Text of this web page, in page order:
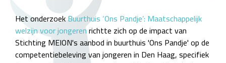
Het onderzoekBuurthuis ‘Ons Pandje’: Maatschappelijk
welzijn voor jongerenrichtte zich op de impact van
Stichting MEION's aanbod in buurthuis 'Ons Pandje' op de
competentiebeleving van jongeren in Den Haag, specifiek